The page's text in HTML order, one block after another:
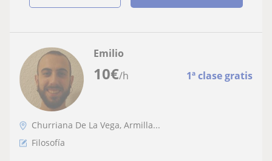
10€/h 1ª clase gratis
Emilio
Churriana De La Vega, Armilla...
Filosofía